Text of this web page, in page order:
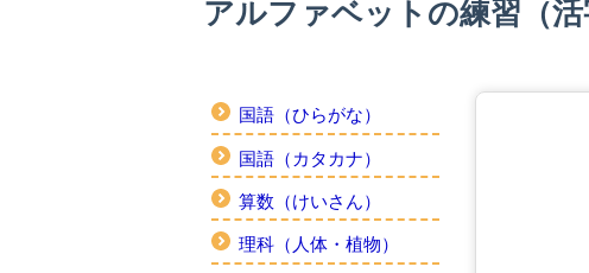
アルファベットの練習（活
国語（ひらがな）
国語（カタカナ）
算数（けいさん）
理科（人体・植物）